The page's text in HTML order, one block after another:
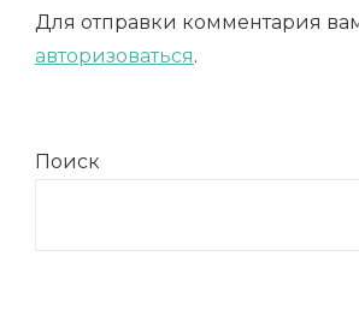
Для отправки комментария
авторизоваться.
Поиск